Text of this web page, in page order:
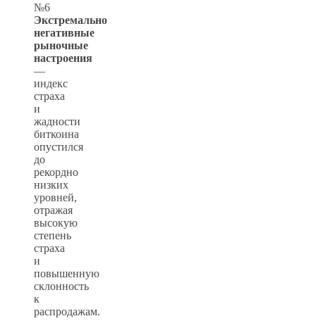
№6
Экстремально
негативные
рыночные
настроения
—
индекс
страха
и
жадности
биткоина
опустился
до
рекордно
низких
уровней,
отражая
высокую
степень
страха
и
повышенную
склонность
к
распродажам.